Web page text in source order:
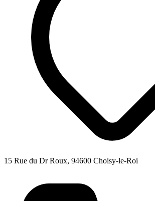
15 Rue du Dr Roux, 94600 Choisy-le-Roi